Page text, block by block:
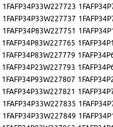
1FAFP34P33W227723
1FAFP34P33W227737
1FAFP34P83W227751
1FAFP34P83W227765
1FAFP34P83W227779
1FAFP34P23W227793
1FAFP34P93W227807
1FAFP34P33W227821
1FAFP34P33W227835
1FAFP34P33W227849